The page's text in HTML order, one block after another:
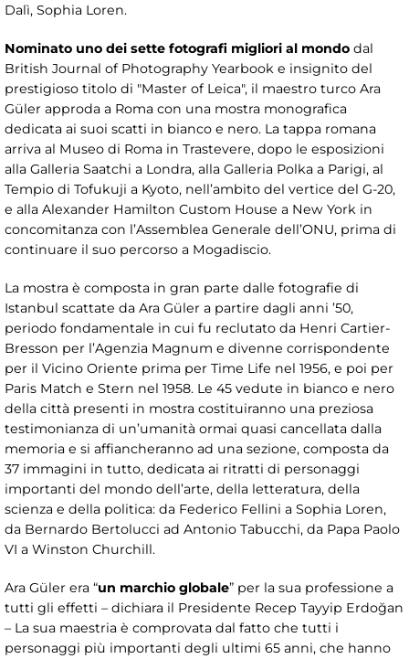
Dalì, Sophia Loren.
Nominato uno dei sette fotografi migliori al mondo dal
British Journal of Photography Yearbook e insignito del
prestigioso titolo di "Master of Leica", il maestro turco Ara
Güler approda a Roma con una mostra monografica
dedicata ai suoi scatti in bianco e nero. La tappa romana
arriva al Museo di Roma in Trastevere, dopo le esposizioni
alla Galleria Saatchi a Londra, alla Galleria Polka a Parigi, al
Tempio di Tofukuji a Kyoto, nell’ambito del vertice del G-20,
e alla Alexander Hamilton Custom House a New York in
concomitanza con l’Assemblea Generale dell’ONU, prima di
continuare il suo percorso a Mogadiscio.
La mostra è composta in gran parte dalle fotografie di
Istanbul scattate da Ara Güler a partire dagli anni ’50,
periodo fondamentale in cui fu reclutato da Henri Cartier-
Bresson per l’Agenzia Magnum e divenne corrispondente
per il Vicino Oriente prima per Time Life nel 1956, e poi per
Paris Match e Stern nel 1958. Le 45 vedute in bianco e nero
della città presenti in mostra costituiranno una preziosa
testimonianza di un’umanità ormai quasi cancellata dalla
memoria e si affiancheranno ad una sezione, composta da
37 immagini in tutto, dedicata ai ritratti di personaggi
importanti del mondo dell’arte, della letteratura, della
scienza e della politica: da Federico Fellini a Sophia Loren,
da Bernardo Bertolucci ad Antonio Tabucchi, da Papa Paolo
VI a Winston Churchill.
Ara Güler era “un marchio globale” per la sua professione a
tutti gli effetti – dichiara il Presidente Recep Tayyip Erdoğan
– La sua maestria è comprovata dal fatto che tutti i
personaggi più importanti degli ultimi 65 anni, che hanno